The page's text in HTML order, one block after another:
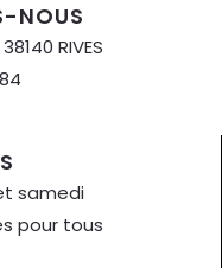
NOUS
RIVES
samedi
pour tous